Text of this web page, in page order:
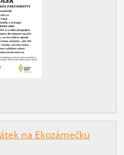
na Ekozámečku